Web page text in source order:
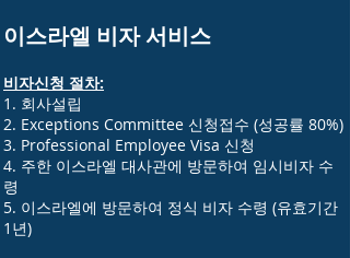
이스라엘 비자 서비스
비자신청 절차:
1. 회사설립
2. Exceptions Committee 신청접수 (성공률 80%)
3. Professional Employee Visa 신청
4. 주한 이스라엘 대사관에 방문하여 임시비자 수
령
5. 이스라엘에 방문하여 정식 비자 수령 (유효기간
1년)